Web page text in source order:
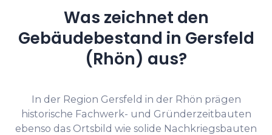
Was zeichnet den
Gebäudebestand in Gersfeld
(Rhön) aus?
In der Region Gersfeld in der Rhön prägen
historische Fachwerk- und Gründerzeitbauten
ebenso das Ortsbild wie solide Nachkriegsbauten